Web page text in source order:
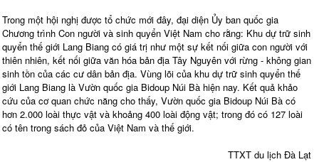
Trong một hội nghị được tổ chức mới đây, đại diện Ủy ban quốc gia
Chương trình Con người và sinh quyển Việt Nam cho rằng: Khu dự trữ sinh
quyển thế giới Lang Biang có giá trị như một sự kết nối giữa con người với
thiên nhiên, kết nối giữa văn hóa bản địa Tây Nguyên với rừng - không gian
sinh tồn của các cư dân bản địa. Vùng lõi của khu dự trữ sinh quyển thế
giới Lang Biang là Vườn quốc gia Bidoup Núi Bà hiện nay. Kết quả khảo
cứu của cơ quan chức năng cho thấy, Vườn quốc gia Bidoup Núi Bà có
hơn 2.000 loài thực vật và khoảng 400 loài động vật; trong đó có 127 loài
có tên trong sách đỏ của Việt Nam và thế giới.
TTXT du lịch Đà Lạt